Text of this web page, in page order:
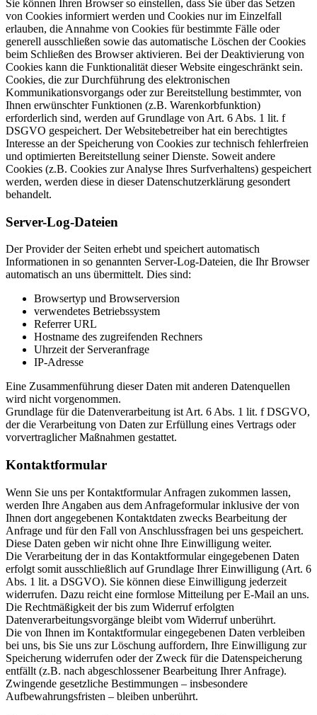
Sie können Ihren Browser so einstellen, dass Sie über das Setzen
von Cookies informiert werden und Cookies nur im Einzelfall
erlauben, die Annahme von Cookies für bestimmte Fälle oder
generell ausschließen sowie das automatische Löschen der Cookies
beim Schließen des Browser aktivieren. Bei der Deaktivierung von
Cookies kann die Funktionalität dieser Website eingeschränkt sein.
Cookies, die zur Durchführung des elektronischen
Kommunikationsvorgangs oder zur Bereitstellung bestimmter, von
Ihnen erwünschter Funktionen (z.B. Warenkorbfunktion)
erforderlich sind, werden auf Grundlage von Art. 6 Abs. 1 lit. f
DSGVO gespeichert. Der Websitebetreiber hat ein berechtigtes
Interesse an der Speicherung von Cookies zur technisch fehlerfreien
und optimierten Bereitstellung seiner Dienste. Soweit andere
Cookies (z.B. Cookies zur Analyse Ihres Surfverhaltens) gespeichert
werden, werden diese in dieser Datenschutzerklärung gesondert
behandelt.
Server-Log-Dateien
Der Provider der Seiten erhebt und speichert automatisch
Informationen in so genannten Server-Log-Dateien, die Ihr Browser
automatisch an uns übermittelt. Dies sind:
Browsertyp und Browserversion
verwendetes Betriebssystem
Referrer URL
Hostname des zugreifenden Rechners
Uhrzeit der Serveranfrage
IP-Adresse
Eine Zusammenführung dieser Daten mit anderen Datenquellen
wird nicht vorgenommen.
Grundlage für die Datenverarbeitung ist Art. 6 Abs. 1 lit. f DSGVO,
der die Verarbeitung von Daten zur Erfüllung eines Vertrags oder
vorvertraglicher Maßnahmen gestattet.
Kontaktformular
Wenn Sie uns per Kontaktformular Anfragen zukommen lassen,
werden Ihre Angaben aus dem Anfrageformular inklusive der von
Ihnen dort angegebenen Kontaktdaten zwecks Bearbeitung der
Anfrage und für den Fall von Anschlussfragen bei uns gespeichert.
Diese Daten geben wir nicht ohne Ihre Einwilligung weiter.
Die Verarbeitung der in das Kontaktformular eingegebenen Daten
erfolgt somit ausschließlich auf Grundlage Ihrer Einwilligung (Art. 6
Abs. 1 lit. a DSGVO). Sie können diese Einwilligung jederzeit
widerrufen. Dazu reicht eine formlose Mitteilung per E-Mail an uns.
Die Rechtmäßigkeit der bis zum Widerruf erfolgten
Datenverarbeitungsvorgänge bleibt vom Widerruf unberührt.
Die von Ihnen im Kontaktformular eingegebenen Daten verbleiben
bei uns, bis Sie uns zur Löschung auffordern, Ihre Einwilligung zur
Speicherung widerrufen oder der Zweck für die Datenspeicherung
entfällt (z.B. nach abgeschlossener Bearbeitung Ihrer Anfrage).
Zwingende gesetzliche Bestimmungen – insbesondere
Aufbewahrungsfristen – bleiben unberührt.